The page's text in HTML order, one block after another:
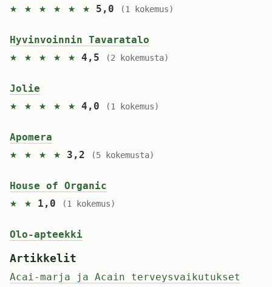
★ ★ ★ ★ ★ ★ 5,0 (1 kokemus)
Hyvinvoinnin Tavaratalo
★ ★ ★ ★ ★ 4,5 (2 kokemusta)
Jolie
★ ★ ★ ★ ★ 4,0 (1 kokemus)
Apomera
★ ★ ★ ★ 3,2 (5 kokemusta)
House of Organic
★ ★ 1,0 (1 kokemus)
Olo-apteekki
Artikkelit
Acai-marja ja Acain terveysvaikutukset